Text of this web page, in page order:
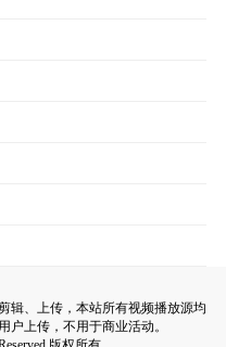
辑、上传，本站所有视频播放源均
户上传，不用于商业活动。